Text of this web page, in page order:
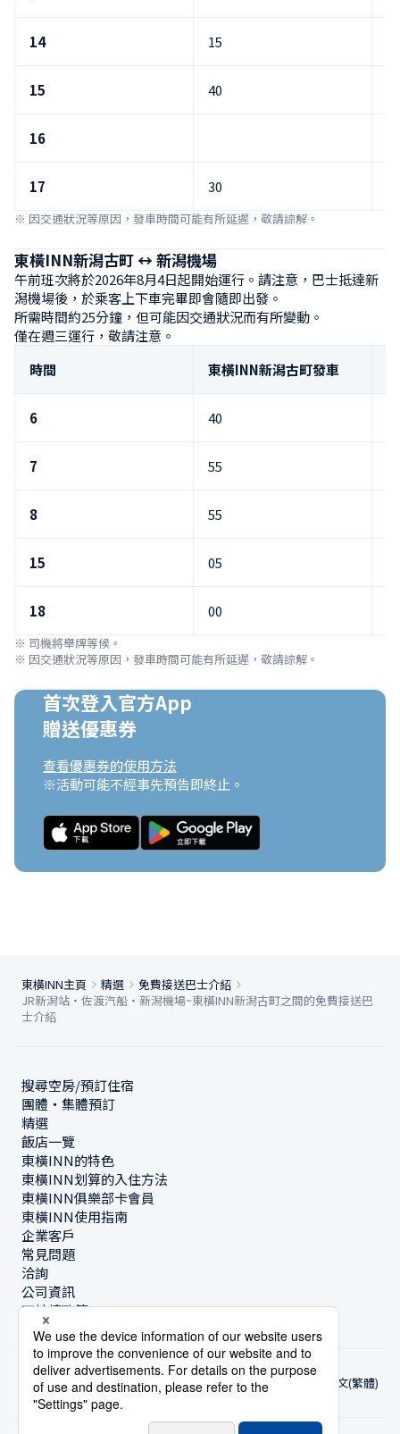
14 15
15 40
16
17 30
※ 因交通狀況等原因，發車時間可能有所延遲，敬請諒解。
東橫INN新潟古町 ↔ 新潟機場
午前班次將於2026年8月4日起開始運行。請注意，巴士抵達新
潟機場後，於乘客上下車完畢即會隨即出發。
所需時間約25分鐘，但可能因交通狀況而有所變動。
僅在週三運行，敬請注意。
時間
東橫INN新潟古町發車
6 40
7 55
8 55
15 05
18 00
※ 司機將舉牌等候。
※ 因交通狀況等原因，發車時間可能有所延遲，敬請諒解。
首次登入官方App
贈送優惠券
查看優惠券的使用方法
※活動可能不經事先預告即終止。
東橫INN主頁 精選
免費接送巴士介紹
JR新潟站・佐渡汽船・新潟機場~東橫INN新潟古町之間的免費接送巴
士介紹
搜尋空房/預訂住宿
團體・集體預訂
精選
飯店一覽
東橫INN的特色
東橫INN划算的入住方法
東橫INN俱樂部卡會員
東橫INN使用指南
企業客戶
常見問題
洽詢
公司資訊
可持續政策
中文(繁體)